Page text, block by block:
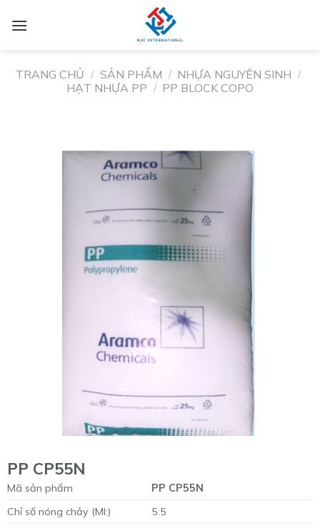
TRANG CHỦ / SẢN PHẨM / NHỰA NGUYÊN SINH /
HẠT NHỰA PP / PP BLOCK COPO
PP CP55N
Mã sản phẩm
PP CP55N
Chỉ số nóng chảy (MI:)
5.5